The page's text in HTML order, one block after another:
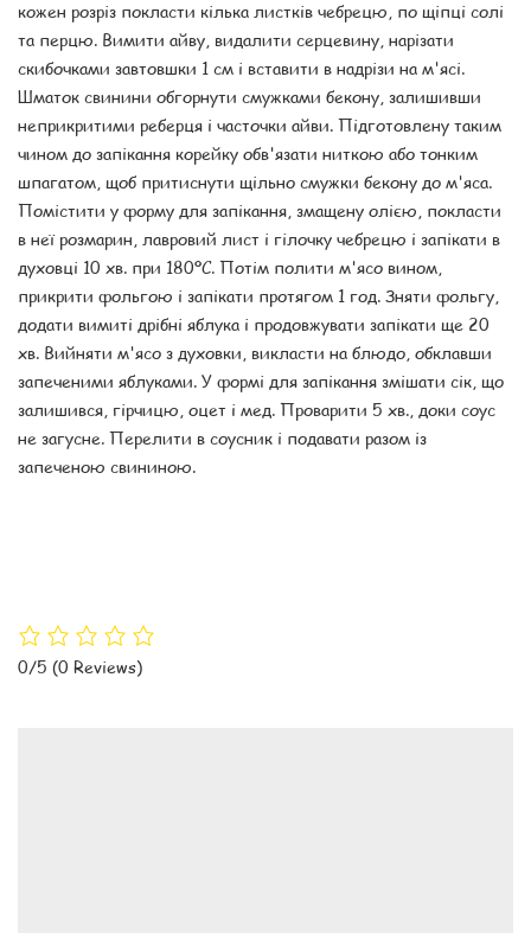
кожен розріз покласти кілька листків чебрецю, по щіпці солі
та перцю. Вимити айву, видалити серцевину, нарізати
скибочками завтовшки 1 см і вставити в надрізи на м'ясі.
Шматок свинини обгорнути смужками бекону, залишивши
неприкритими реберця і часточки айви. Підготовлену таким
чином до запікання корейку обв'язати ниткою або тонким
шпагатом, щоб притиснути щільно смужки бекону до м'яса.
Помістити у форму для запікання, змащену олією, покласти
в неї розмарин, лавровий лист і гілочку чебрецю і запікати в
духовці 10 хв. при 180ºС. Потім полити м'ясо вином,
прикрити фольгою і запікати протягом 1 год. Зняти фольгу,
додати вимиті дрібні яблука і продовжувати запікати ще 20
хв. Вийняти м'ясо з духовки, викласти на блюдо, обклавши
запеченими яблуками. У формі для запікання змішати сік, що
залишився, гірчицю, оцет і мед. Проварити 5 хв., доки соус
не загусне. Перелити в соусник і подавати разом із
запеченою свининою.
0/5 (0 Reviews)